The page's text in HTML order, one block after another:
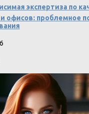
экспертиза по
офисов: проблемное